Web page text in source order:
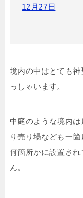
12月27日
境内の中はとても
っしゃいます。
中庭のような境内
り売り場なども一
何箇所かに設置さ
ん。